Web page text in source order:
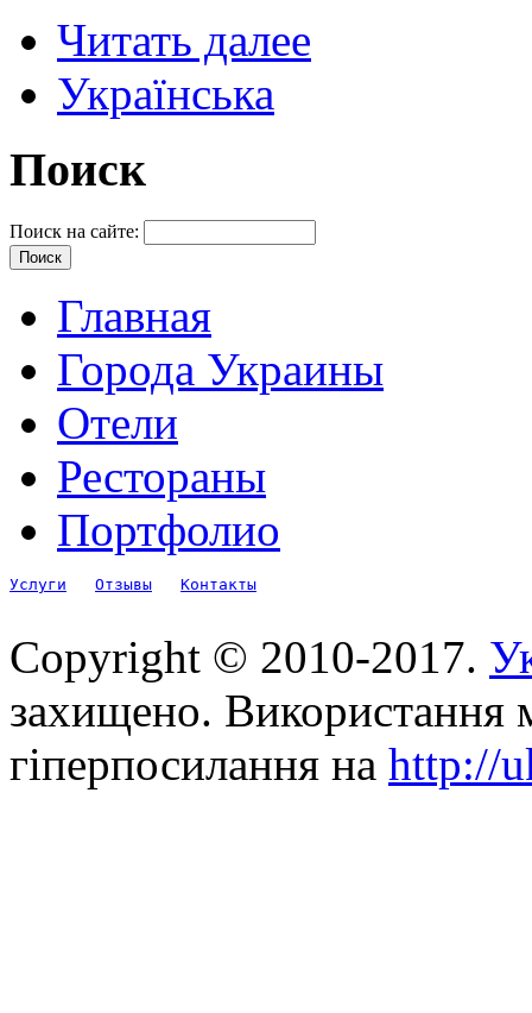
Читать далее
Українська
Поиск
Поиск на сайте:
Главная
Города Украины
Отели
Рестораны
Портфолио
Услуги Отзывы Контакты
Copyright © 2010-2017.
захищено. Використання
гіперпосилання на http://